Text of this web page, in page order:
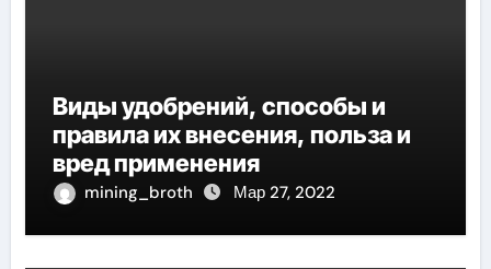
Виды удобрений, способы и
правила их внесения, польза и
вред применения
mining_broth Мар 27, 2022